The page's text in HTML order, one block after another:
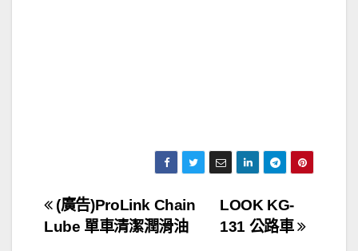
文
LOOK KG-
131 公路車
(廣告)ProLink Chain
Lube 單車清潔潤滑油